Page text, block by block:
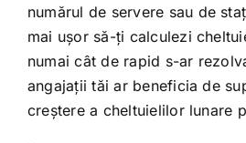
numărul de servere sau de
mai ușor să-ți calculezi
numai cât de rapid s-ar
angajații tăi ar beneficia de
creștere a cheltuielilor lunare